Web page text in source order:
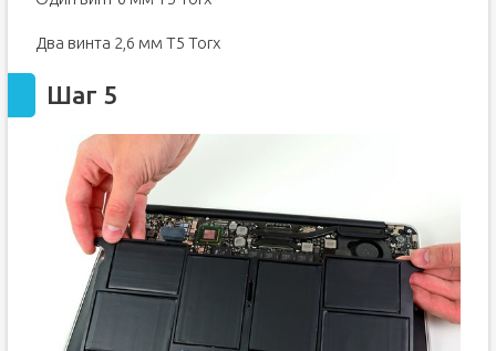
Два винта 2,6 мм T5 Torx
Шаг 5